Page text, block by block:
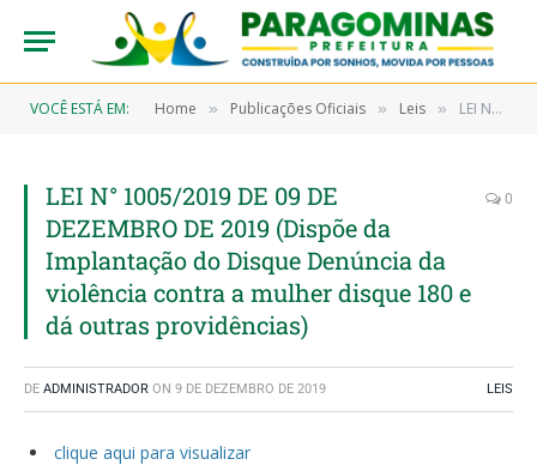
VOCÊ ESTÁ EM: Home » Publicações Oficiais » Leis » LEI N° 1005/2019 DE 09 DE DEZEMBRO DE 2019 (Dispõe da Implantação do Disque Denúncia da violência contra a mulher disque 180 e dá outras providências)
LEI N° 1005/2019 DE 09 DE
DEZEMBRO DE 2019 (Dispõe da
Implantação do Disque Denúncia da
violência contra a mulher disque 180 e
dá outras providências)
0
DE ADMINISTRADOR ON 9 DE DEZEMBRO DE 2019 LEIS
clique aqui para visualizar